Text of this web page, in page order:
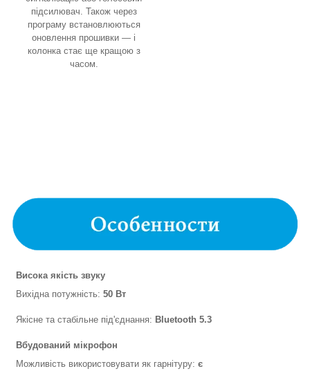
підсилювач. Також через
програму встановлюються
оновлення прошивки — і
колонка стає ще кращою з
часом.
Висока якість звуку
Вихідна потужність: 50 Вт
Якісне та стабільне під'єднання: Bluetooth 5.3
Вбудований мікрофон
Можливість використовувати як гарнітуру: є